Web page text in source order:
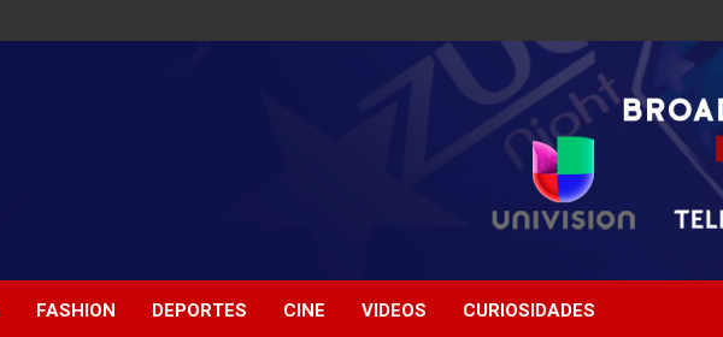
FASHION DEPORTES CINE VIDEOS CURIOSIDADES